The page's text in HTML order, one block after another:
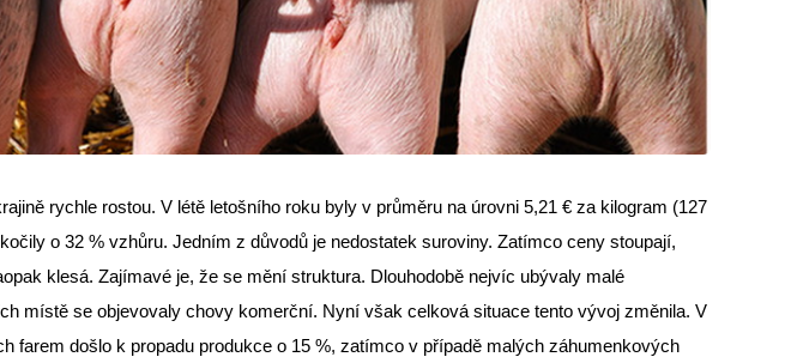
rychle rostou. V létě letošního roku byly v průměru na úrovni 5,21 € za kilogram (127
o 32 % vzhůru. Jedním z důvodů je nedostatek suroviny. Zatímco ceny stoupají,
klesá. Zajímavé je, že se mění struktura. Dlouhodobě nejvíc ubývaly malé
místě se objevovaly chovy komerční. Nyní však celková situace tento vývoj změnila. V
farem došlo k propadu produkce o 15 %, zatímco v případě malých záhumenkových